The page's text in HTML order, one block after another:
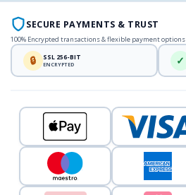
SECURE PAYMENTS & TRUST
100% Encrypted transactions & flexible payment options
🔒 SSL 256-BIT
ENCRYPTED ✓